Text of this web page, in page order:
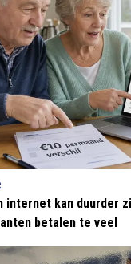
internet kan duurder
betalen te veel